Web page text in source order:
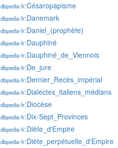
dbpedia-fr:Césaropapisme
dbpedia-fr:Danemark
dbpedia-fr:Daniel_(prophète)
dbpedia-fr:Dauphiné
dbpedia-fr:Dauphiné_de_Viennois
dbpedia-fr:De_jure
dbpedia-fr:Dernier_Recès_impérial
dbpedia-fr:Dialectes_italiens_médians
dbpedia-fr:Diocèse
dbpedia-fr:Dix-Sept_Provinces
dbpedia-fr:Diète_d'Empire
dbpedia-fr:Diète_perpétuelle_d'Empire